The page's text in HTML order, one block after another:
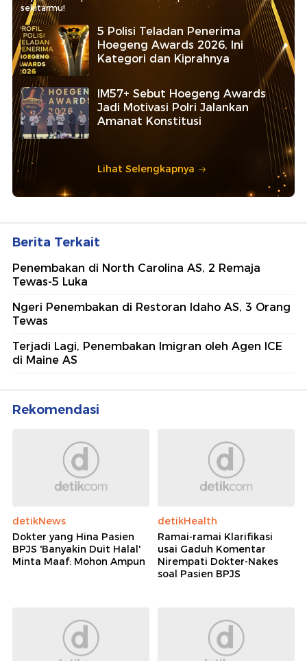
sekitarmu!
5 Polisi Teladan Penerima
Hoegeng Awards 2026, Ini
Kategori dan Kiprahnya
IM57+ Sebut Hoegeng Awards
Jadi Motivasi Polri Jalankan
Amanat Konstitusi
Lihat Selengkapnya
Berita Terkait
Penembakan di North Carolina AS, 2 Remaja
Tewas-5 Luka
Ngeri Penembakan di Restoran Idaho AS, 3 Orang
Tewas
Terjadi Lagi, Penembakan Imigran oleh Agen ICE
di Maine AS
Rekomendasi
detikNews
Dokter yang Hina Pasien
BPJS 'Banyakin Duit Halal'
Minta Maaf: Mohon Ampun
detikHealth
Ramai-ramai Klarifikasi
usai Gaduh Komentar
Nirempati Dokter-Nakes
soal Pasien BPJS